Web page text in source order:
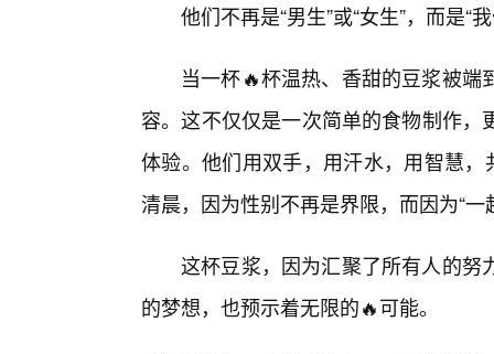
他们不再是“男生”或“女生”，而是“
当一杯🔥杯温热、香甜的豆浆被
容。这不仅仅是一次简单的食物制作
体验。他们用双手，用汗水，用智慧
清晨，因为性别不再是界限，而因为“
这杯豆浆，因为汇聚了所有人的努
的梦想，也预示着无限的🔥可能。